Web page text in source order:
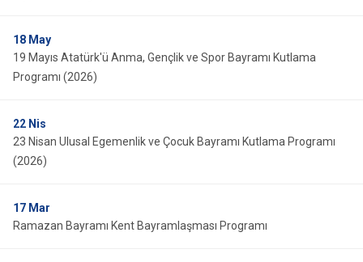
18 May
19 Mayıs Atatürk'ü Anma, Gençlik ve Spor Bayramı Kutlama
Programı (2026)
22 Nis
23 Nisan Ulusal Egemenlik ve Çocuk Bayramı Kutlama Programı
(2026)
17 Mar
Ramazan Bayramı Kent Bayramlaşması Programı